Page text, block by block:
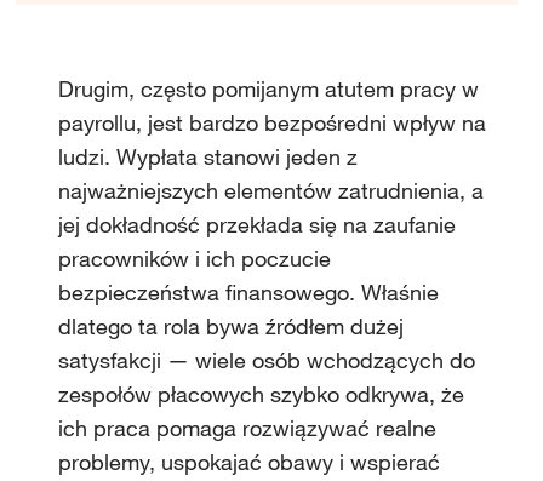
Drugim, często pomijanym atutem pracy w
payrollu, jest bardzo bezpośredni wpływ na
ludzi. Wypłata stanowi jeden z
najważniejszych elementów zatrudnienia, a
jej dokładność przekłada się na zaufanie
pracowników i ich poczucie
bezpieczeństwa finansowego. Właśnie
dlatego ta rola bywa źródłem dużej
satysfakcji — wiele osób wchodzących do
zespołów płacowych szybko odkrywa, że
ich praca pomaga rozwiązywać realne
problemy, uspokajać obawy i wspierać